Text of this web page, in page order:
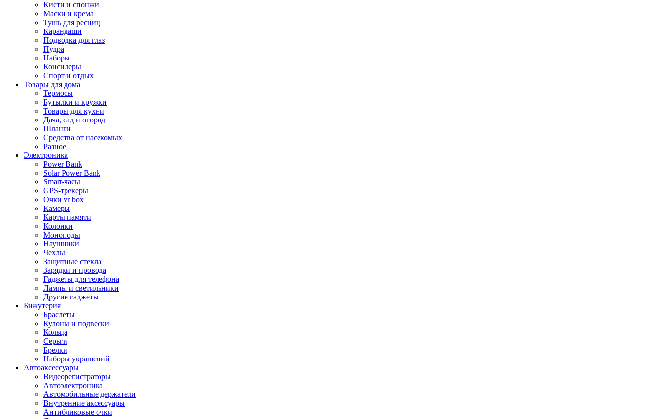
Кисти и спонжи
Маски и крема
Тушь для ресниц
Карандаши
Подводка для глаз
Пудра
Наборы
Консилеры
Спорт и отдых
Товары для дома
Термосы
Бутылки и кружки
Товары для кухни
Дача, сад и огород
Шланги
Средства от насекомых
Разное
Электроника
Power Bank
Solar Power Bank
Smart-часы
GPS-трекеры
Очки vr box
Камеры
Карты памяти
Колонки
Моноподы
Наушники
Чехлы
Защитные стекла
Зарядки и провода
Гаджеты для телефона
Лампы и светильники
Другие гаджеты
Бижутерия
Браслеты
Кулоны и подвески
Кольца
Серьги
Брелки
Наборы украшений
Автоаксессуары
Видеорегистраторы
Автоэлектроника
Автомобильные держатели
Внутренние аксессуары
Антибликовые очки